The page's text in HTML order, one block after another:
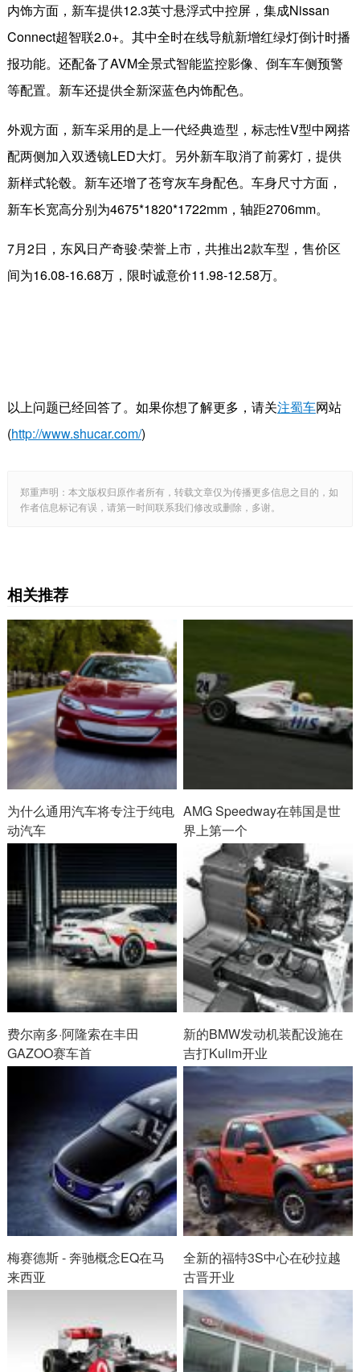
内饰方面，新车提供12.3英寸悬浮式中控屏，集成Nissan
Connect超智联2.0+。其中全时在线导航新增红绿灯倒计时播
报功能。还配备了AVM全景式智能监控影像、倒车车侧预警
等配置。新车还提供全新深蓝色内饰配色。
外观方面，新车采用的是上一代经典造型，标志性V型中网搭
配两侧加入双透镜LED大灯。另外新车取消了前雾灯，提供
新样式轮毂。新车还增了苍穹灰车身配色。车身尺寸方面，
新车长宽高分别为4675*1820*1722mm，轴距2706mm。
7月2日，东风日产奇骏·荣誉上市，共推出2款车型，售价区
间为16.08-16.68万，限时诚意价11.98-12.58万。
以上问题已经回答了。如果你想了解更多，请关注蜀车网站
(http://www.shucar.com/)
郑重声明：本文版权归原作者所有，转载文章仅为传播更多信息之目的，如
作者信息标记有误，请第一时间联系我们修改或删除，多谢。
相关推荐
为什么通用汽车将专注于纯电
动汽车
AMG Speedway在韩国是世
界上第一个
费尔南多·阿隆索在丰田
GAZOO赛车首
新的BMW发动机装配设施在
吉打Kulim开业
梅赛德斯 - 奔驰概念EQ在马
来西亚
全新的福特3S中心在砂拉越
古晋开业